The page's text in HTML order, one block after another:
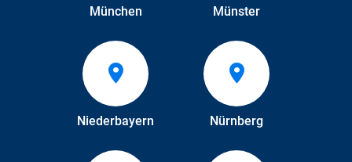
München Münster
Niederbayern Nürnberg